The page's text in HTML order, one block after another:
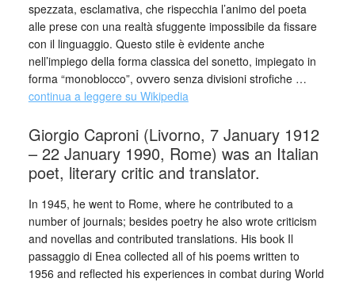
spezzata, esclamativa, che rispecchia l’animo del poeta
alle prese con una realtà sfuggente impossibile da fissare
con il linguaggio. Questo stile è evidente anche
nell’impiego della forma classica del sonetto, impiegato in
forma “monoblocco”, ovvero senza divisioni strofiche …
continua a leggere su Wikipedia
Giorgio Caproni (Livorno, 7 January 1912
– 22 January 1990, Rome) was an Italian
poet, literary critic and translator.
In 1945, he went to Rome, where he contributed to a
number of journals; besides poetry he also wrote criticism
and novellas and contributed translations. His book Il
passaggio di Enea collected all of his poems written to
1956 and reflected his experiences in combat during World